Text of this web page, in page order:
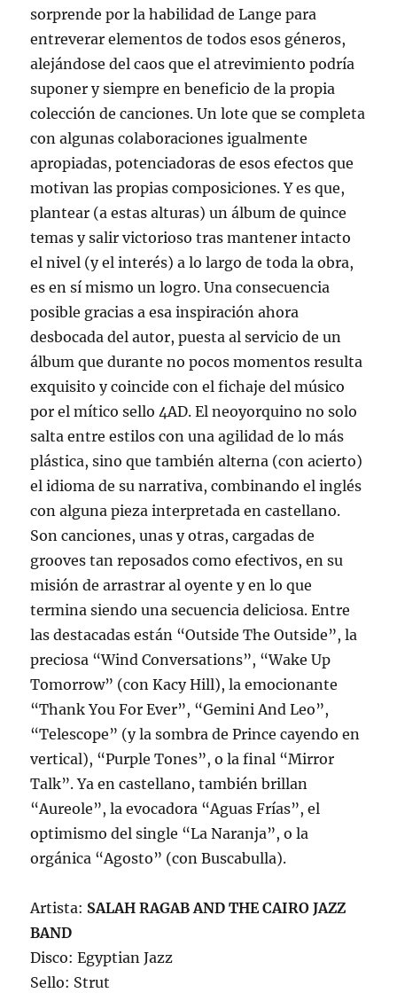
sorprende por la habilidad de Lange para
entreverar elementos de todos esos géneros,
alejándose del caos que el atrevimiento podría
suponer y siempre en beneficio de la propia
colección de canciones. Un lote que se completa
con algunas colaboraciones igualmente
apropiadas, potenciadoras de esos efectos que
motivan las propias composiciones. Y es que,
plantear (a estas alturas) un álbum de quince
temas y salir victorioso tras mantener intacto
el nivel (y el interés) a lo largo de toda la obra,
es en sí mismo un logro. Una consecuencia
posible gracias a esa inspiración ahora
desbocada del autor, puesta al servicio de un
álbum que durante no pocos momentos resulta
exquisito y coincide con el fichaje del músico
por el mítico sello 4AD. El neoyorquino no solo
salta entre estilos con una agilidad de lo más
plástica, sino que también alterna (con acierto)
el idioma de su narrativa, combinando el inglés
con alguna pieza interpretada en castellano.
Son canciones, unas y otras, cargadas de
grooves tan reposados como efectivos, en su
misión de arrastrar al oyente y en lo que
termina siendo una secuencia deliciosa. Entre
las destacadas están “Outside The Outside”, la
preciosa “Wind Conversations”, “Wake Up
Tomorrow” (con Kacy Hill), la emocionante
“Thank You For Ever”, “Gemini And Leo”,
“Telescope” (y la sombra de Prince cayendo en
vertical), “Purple Tones”, o la final “Mirror
Talk”. Ya en castellano, también brillan
“Aureole”, la evocadora “Aguas Frías”, el
optimismo del single “La Naranja”, o la
orgánica “Agosto” (con Buscabulla).
Artista: SALAH RAGAB AND THE CAIRO JAZZ
BAND
Disco: Egyptian Jazz
Sello: Strut